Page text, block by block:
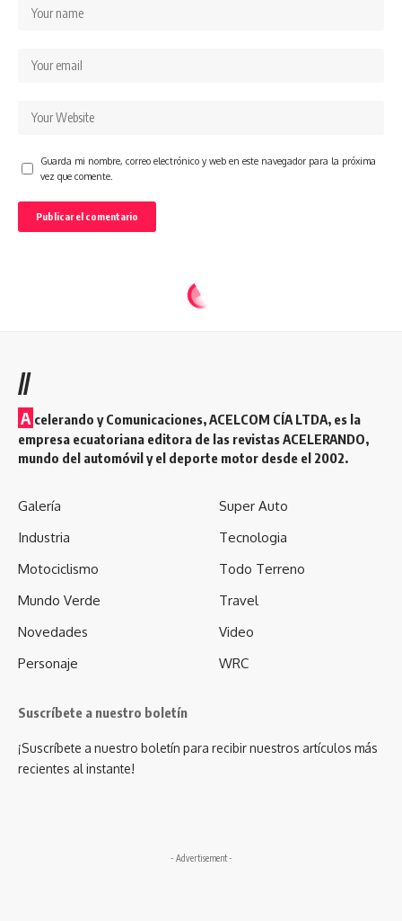
Guarda mi nombre, correo electrónico y web en este navegador para la próxima
vez que comente.
//
A celerando y Comunicaciones, ACELCOM CÍA LTDA, es la
empresa ecuatoriana editora de las revistas ACELERANDO,
mundo del automóvil y el deporte motor desde el 2002.
Galería
Industria
Motociclismo
Mundo Verde
Novedades
Personaje
Super Auto
Tecnologia
Todo Terreno
Travel
Video
WRC
Suscríbete a nuestro boletín
¡Suscríbete a nuestro boletín para recibir nuestros artículos más
recientes al instante!
- Advertisement -